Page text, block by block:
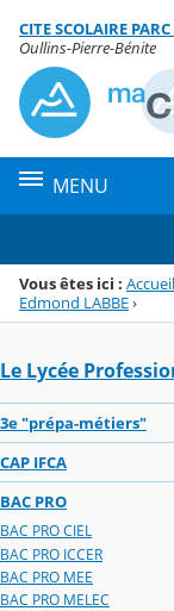
Menu de la
Contenu
CITE SCOLAIRE
Oullins-Pierre-Bénite
MENU
Vous êtes ici : Accueil
Edmond LABBE›
Le Lycée
3e "prépa-métiers"
CAP IFCA
BAC PRO
BAC PRO CIEL
BAC PRO ICCER
BAC PRO MEE
BAC PRO MELEC